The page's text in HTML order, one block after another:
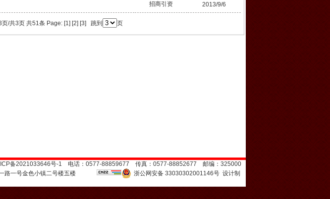
招商引资 2013/9/6
页/共3页 共51条 Page: [1] [2] [3] 跳到 页
备2021033646号-1 电话：0577-88859677 传真：0577-88852677 邮编：325000
路一号金色小镇二号楼五楼
浙公网安备 33030302001146号设计制